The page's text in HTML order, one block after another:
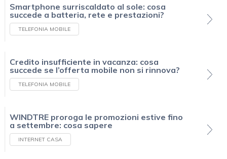
Smartphone surriscaldato al sole: cosa
succede a batteria, rete e prestazioni?
TELEFONIA MOBILE
Credito insufficiente in vacanza: cosa
succede se l’offerta mobile non si rinnova?
TELEFONIA MOBILE
WINDTRE proroga le promozioni estive fino
a settembre: cosa sapere
INTERNET CASA